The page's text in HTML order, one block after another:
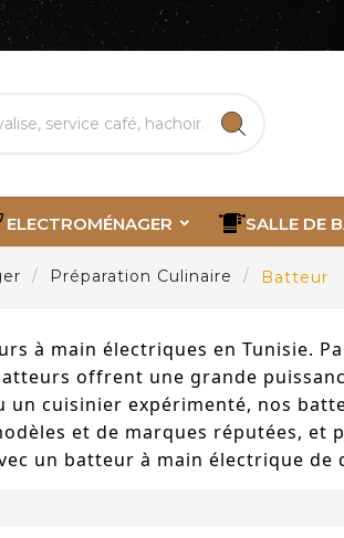
ELECTROMÉNAGER SALLE DE
Préparation Culinaire Batteur
à main électriques en Tunisie.
offrent une grande
un cuisinier expérimenté, nos
et de marques réputées,
un batteur à main électrique de